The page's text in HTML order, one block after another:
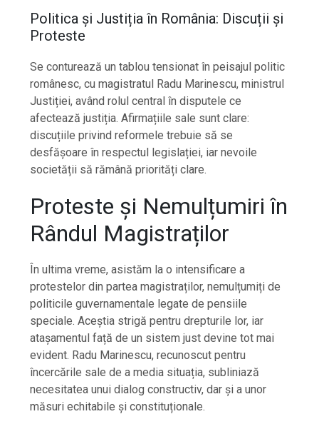
Politica și Justiția în România: Discuții și
Proteste
Se conturează un tablou tensionat în peisajul politic
românesc, cu magistratul Radu Marinescu, ministrul
Justiției, având rolul central în disputele ce
afectează justiția. Afirmațiile sale sunt clare:
discuțiile privind reformele trebuie să se
desfășoare în respectul legislației, iar nevoile
societății să rămână priorități clare.
Proteste și Nemulțumiri în
Rândul Magistraților
În ultima vreme, asistăm la o intensificare a
protestelor din partea magistraților, nemulțumiți de
politicile guvernamentale legate de pensiile
speciale. Aceștia strigă pentru drepturile lor, iar
atașamentul față de un sistem just devine tot mai
evident. Radu Marinescu, recunoscut pentru
încercările sale de a media situația, subliniază
necesitatea unui dialog constructiv, dar și a unor
măsuri echitabile și constituționale.